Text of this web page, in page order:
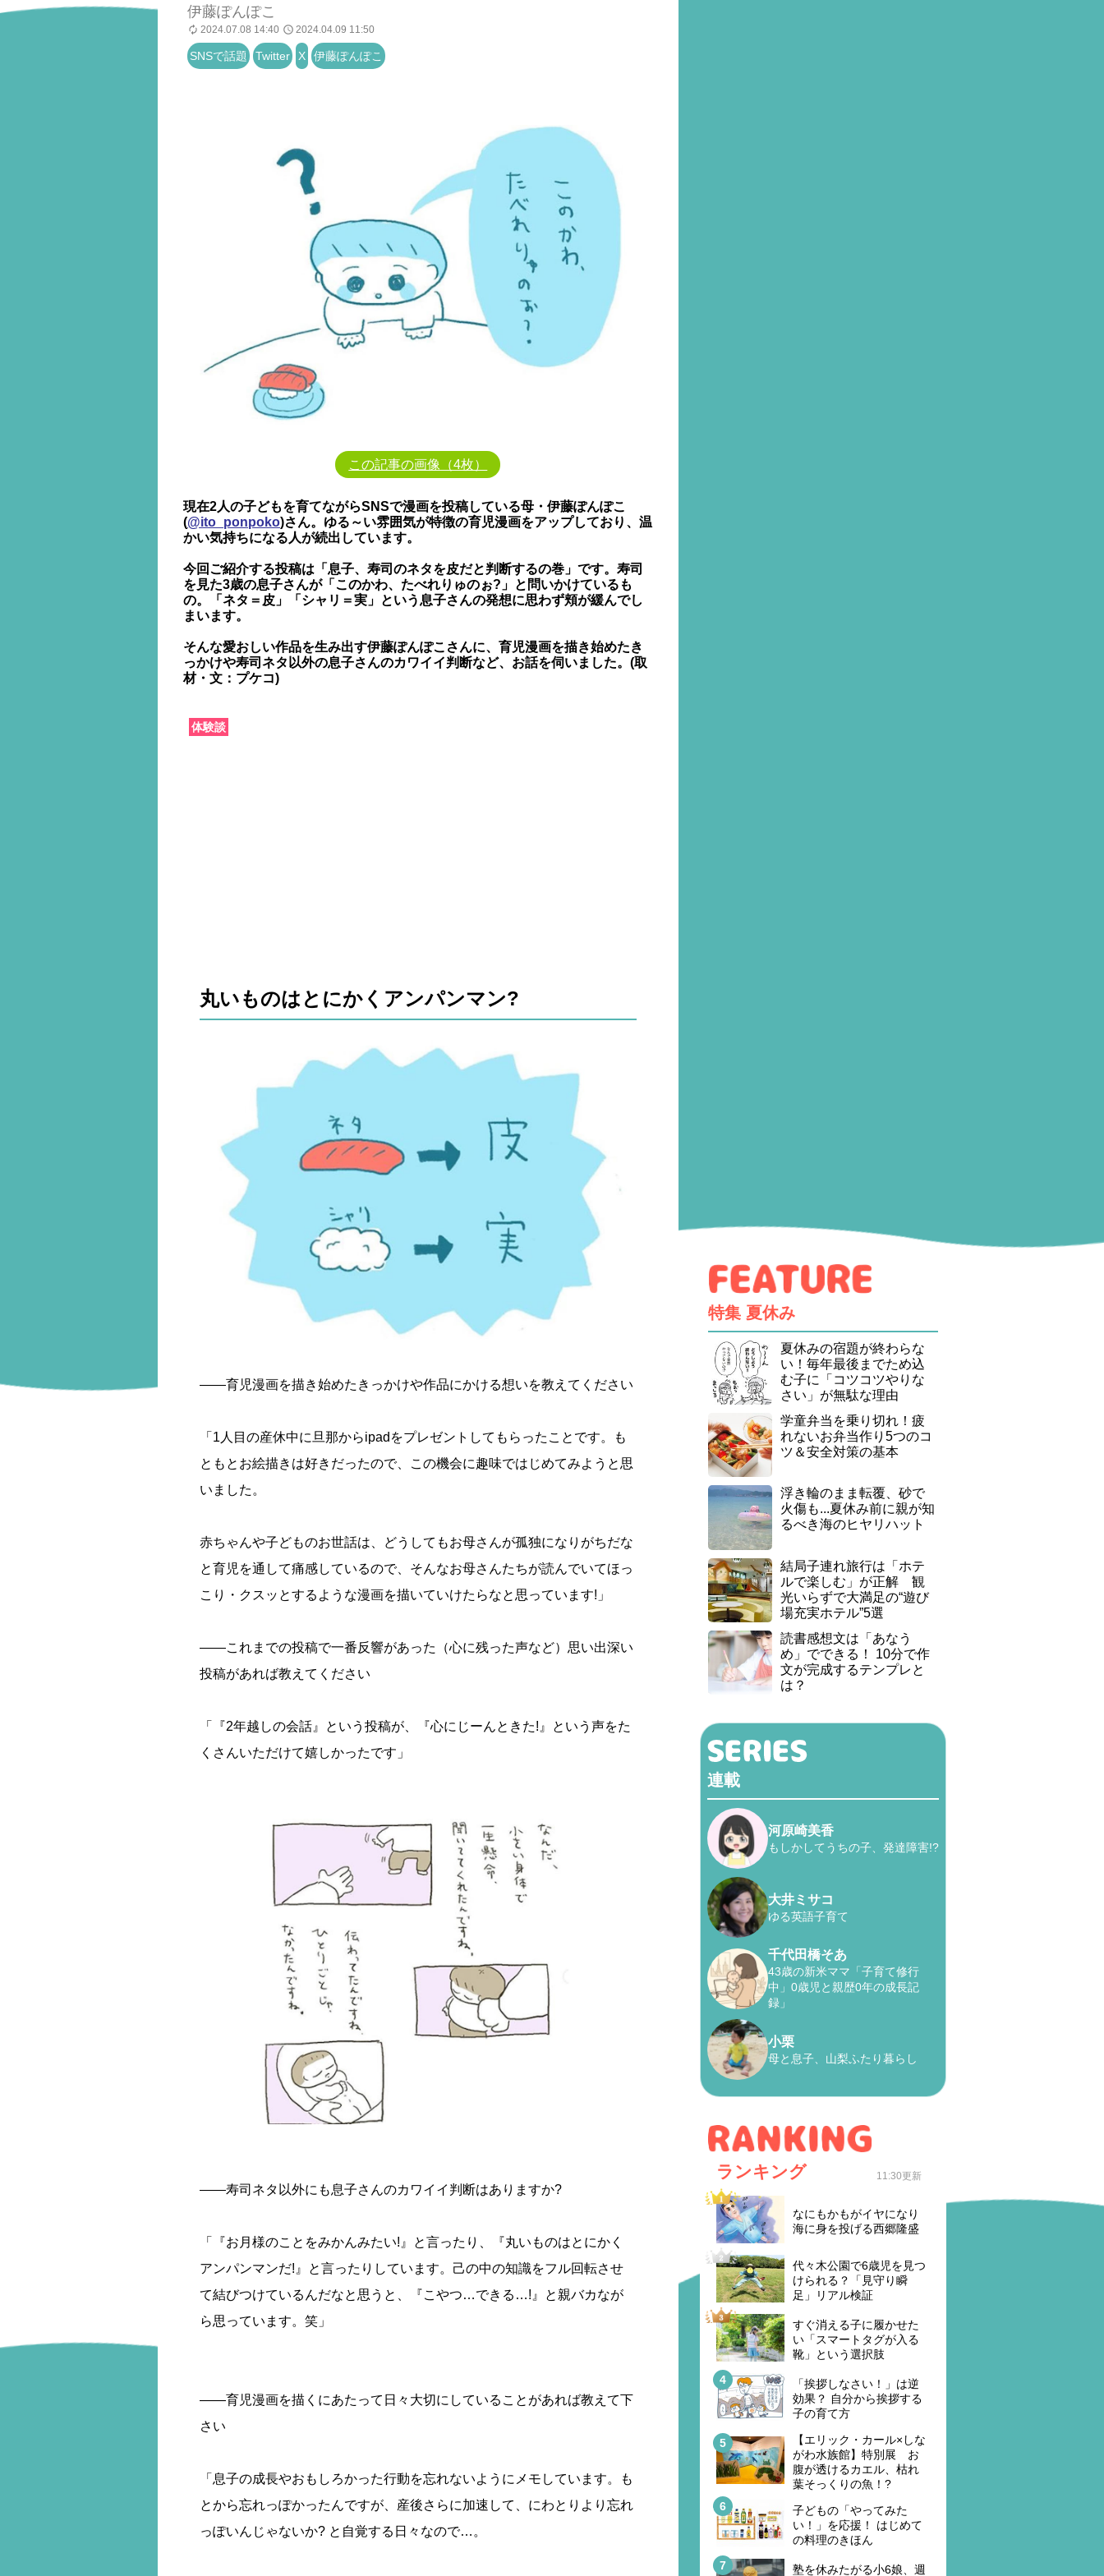
伊藤ぽんぽこ
2024.07.08 14:40 2024.04.09 11:50
SNSで話題 Twitter X 伊藤ぽんぽこ
この記事の画像（4枚）
現在2人の子どもを育てながらSNSで漫画を投稿している母・伊藤ぽんぽこ
(@ito_ponpoko)さん。ゆる～い雰囲気が特徴の育児漫画をアップしており、温
かい気持ちになる人が続出しています。
今回ご紹介する投稿は「息子、寿司のネタを皮だと判断するの巻」です。寿司
を見た3歳の息子さんが「このかわ、たべれりゅのぉ?」と問いかけているも
の。「ネタ＝皮」「シャリ＝実」という息子さんの発想に思わず頬が緩んでし
まいます。
そんな愛おしい作品を生み出す伊藤ぽんぽこさんに、育児漫画を描き始めたき
っかけや寿司ネタ以外の息子さんのカワイイ判断など、お話を伺いました。(取
材・文：プケコ)
体験談
丸いものはとにかくアンパンマン?
――育児漫画を描き始めたきっかけや作品にかける想いを教えてください
「1人目の産休中に旦那からipadをプレゼントしてもらったことです。も
ともとお絵描きは好きだったので、この機会に趣味ではじめてみようと思
いました。
赤ちゃんや子どものお世話は、どうしてもお母さんが孤独になりがちだな
と育児を通して痛感しているので、そんなお母さんたちが読んでいてほっ
こり・クスッとするような漫画を描いていけたらなと思っています!」
――これまでの投稿で一番反響があった（心に残った声など）思い出深い
投稿があれば教えてください
「『2年越しの会話』という投稿が、『心にじーんときた!』という声をた
くさんいただけて嬉しかったです」
――寿司ネタ以外にも息子さんのカワイイ判断はありますか?
「『お月様のことをみかんみたい!』と言ったり、『丸いものはとにかく
アンパンマンだ!』と言ったりしています。己の中の知識をフル回転させ
て結びつけているんだなと思うと、『こやつ…できる…!』と親バカなが
ら思っています。笑」
――育児漫画を描くにあたって日々大切にしていることがあれば教えて下
さい
「息子の成長やおもしろかった行動を忘れないようにメモしています。も
とから忘れっぽかったんですが、産後さらに加速して、にわとりより忘れ
っぽいんじゃないか? と自覚する日々なので…。
特集 夏休み
夏休みの宿題が終わらな
い！毎年最後までため込
む子に「コツコツやりな
さい」が無駄な理由
学童弁当を乗り切れ！疲
れないお弁当作り5つのコ
ツ＆安全対策の基本
浮き輪のまま転覆、砂で
火傷も...夏休み前に親が知
るべき海のヒヤリハット
結局子連れ旅行は「ホテ
ルで楽しむ」が正解 観
光いらずで大満足の“遊び
場充実ホテル”5選
読書感想文は「あなう
め」でできる！ 10分で作
文が完成するテンプレと
は？
連載
河原崎美香
もしかしてうちの子、発達障害!?
大井ミサコ
ゆる英語子育て
千代田橋そあ
43歳の新米ママ「子育て修行
中」0歳児と親歴0年の成長記
録」
小栗
母と息子、山梨ふたり暮らし
ランキング 11:30更新
なにもかもがイヤになり
海に身を投げる西郷隆盛
代々木公園で6歳児を見つ
けられる？「見守り瞬
足」リアル検証
すぐ消える子に履かせた
い「スマートタグが入る
靴」という選択肢
「挨拶しなさい！」は逆
効果？ 自分から挨拶する
子の育て方
【エリック・カール×しな
がわ水族館】特別展 お
腹が透けるカエル、枯れ
葉そっくりの魚！?
子どもの「やってみた
い！」を応援！ はじめて
の料理のきほん
塾を休みたがる小6娘、週